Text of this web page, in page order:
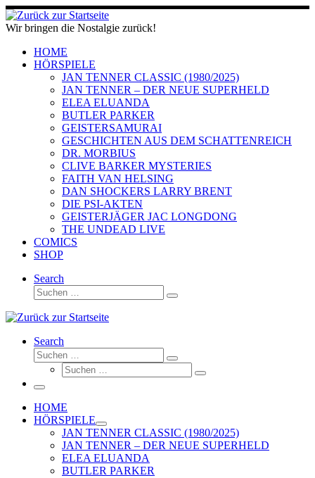
Zum
Inhalt
springen
Wir bringen die Nostalgie zurück!
HOME
HÖRSPIELE
JAN TENNER CLASSIC (1980/2025)
JAN TENNER – DER NEUE SUPERHELD
ELEA ELUANDA
BUTLER PARKER
GEISTERSAMURAI
GESCHICHTEN AUS DEM SCHATTENREICH
DR. MORBIUS
CLIVE BARKER MYSTERIES
FAITH VAN HELSING
DAN SHOCKERS LARRY BRENT
DIE PSI-AKTEN
GEISTERJÄGER JAC LONGDONG
THE UNDEAD LIVE
COMICS
SHOP
Search
Suche
Suchen …
Search
Suche
Suchen …
Suche
Suchen …
Menü
HOME
HÖRSPIELE
JAN TENNER CLASSIC (1980/2025)
JAN TENNER – DER NEUE SUPERHELD
ELEA ELUANDA
BUTLER PARKER